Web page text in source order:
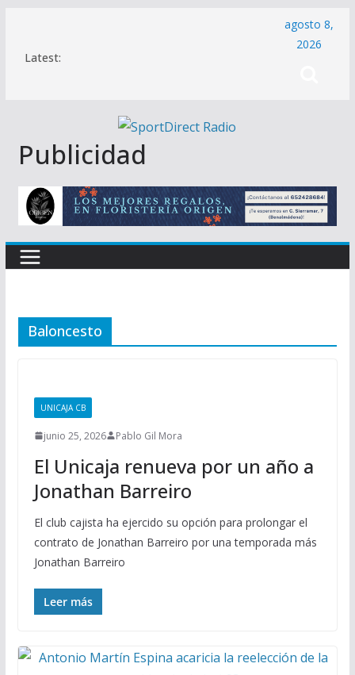
contenido
Latest:
agosto 8,
2026
Publicidad
Baloncesto
UNICAJA CB
junio 25, 2026 Pablo Gil Mora
El Unicaja renueva por un año a
Jonathan Barreiro
El club cajista ha ejercido su opción para prolongar el
contrato de Jonathan Barreiro por una temporada más
Jonathan Barreiro
Leer más